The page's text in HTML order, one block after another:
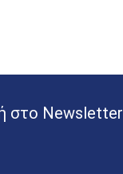
στο Newsletter